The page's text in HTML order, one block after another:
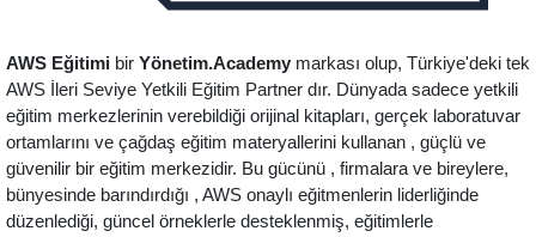
AWS Eğitimi bir Yönetim.Academy markası olup, Türkiye'deki tek
AWS İleri Seviye Yetkili Eğitim Partner dır. Dünyada sadece yetkili
eğitim merkezlerinin verebildiği orijinal kitapları, gerçek laboratuvar
ortamlarını ve çağdaş eğitim materyallerini kullanan , güçlü ve
güvenilir bir eğitim merkezidir. Bu gücünü , firmalara ve bireylere,
bünyesinde barındırdığı , AWS onaylı eğitmenlerin liderliğinde
düzenlediği, güncel örneklerle desteklenmiş, eğitimlerle